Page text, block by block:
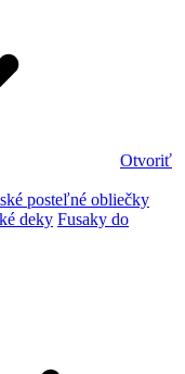
Otvoriť
posteľné obliečky
deky Fusaky do